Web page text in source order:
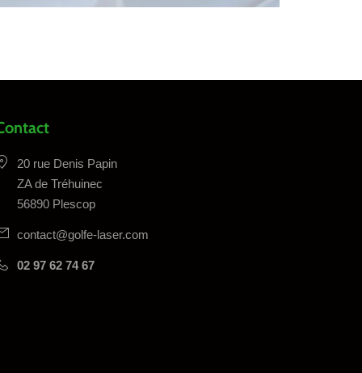
20 rue Denis Papin
ZA de Tréhuinec
56890 Plescop
contact@golfe-laser.com
02 97 62 74 67